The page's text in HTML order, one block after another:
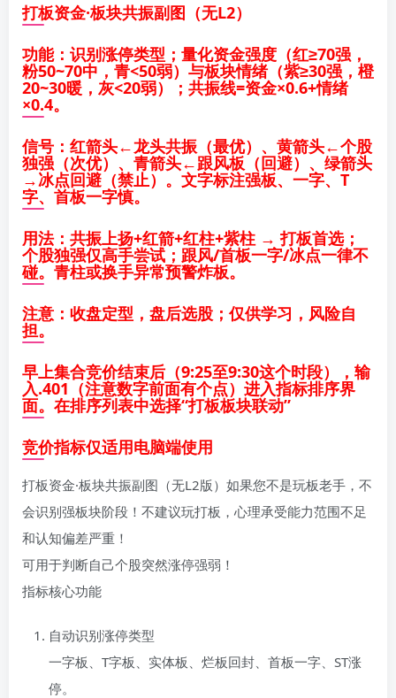
打板资金·板块共振副图（无L2）
功能：识别涨停类型；量化资金强度（红≥70强，
粉50~70中，青<50弱）与板块情绪（紫≥30强，橙
20~30暖，灰<20弱）；共振线=资金×0.6+情绪
×0.4。
信号：红箭头←龙头共振（最优）、黄箭头←个股
独强（次优）、青箭头←跟风板（回避）、绿箭头
→冰点回避（禁止）。文字标注强板、一字、T
字、首板一字慎。
用法：共振上扬+红箭+红柱+紫柱 → 打板首选；
个股独强仅高手尝试；跟风/首板一字/冰点一律不
碰。青柱或换手异常预警炸板。
注意：收盘定型，盘后选股；仅供学习，风险自
担。
早上集合竞价结束后（9:25至9:30这个时段），输
入.401（注意数字前面有个点）进入指标排序界
面。在排序列表中选择“打板板块联动”
竞价指标仅适用电脑端使用
打板资金·板块共振副图（无L2版）如果您不是玩板老手，不
会识别强板块阶段！不建议玩打板，心理承受能力范围不足
和认知偏差严重！
可用于判断自己个股突然涨停强弱！
指标核心功能
自动识别涨停类型
一字板、T字板、实体板、烂板回封、首板一字、ST涨
停。